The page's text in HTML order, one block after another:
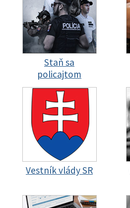
Staň sa
policajtom
Vestník vlády SR